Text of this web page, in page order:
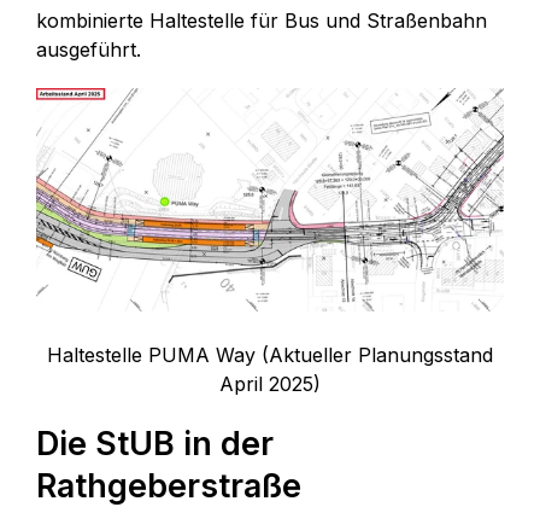
kombinierte Haltestelle für Bus und Straßenbahn
ausgeführt.
Haltestelle PUMA Way (Aktueller Planungsstand
April 2025)
Die StUB in der
Rathgeberstraße